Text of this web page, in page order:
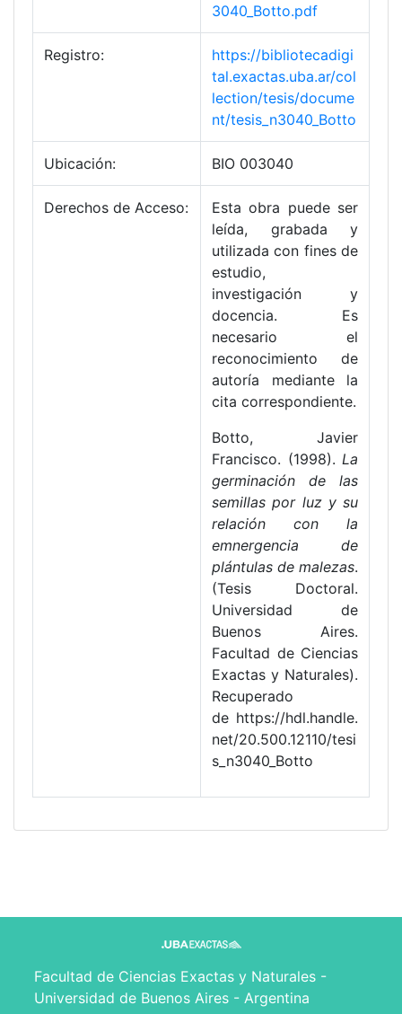
3040_Botto.pdf
Registro:
https://bibliotecadigi
tal.exactas.uba.ar/col
lection/tesis/docume
nt/tesis_n3040_Botto
Ubicación: BIO 003040
Derechos de Acceso:
Esta obra puede ser
leída, grabada y
utilizada con fines de
estudio,
investigación y
docencia. Es
necesario el
reconocimiento de
autoría mediante la
cita correspondiente.
Botto, Javier
Francisco. (1998). La
germinación de las
semillas por luz y su
relación con la
emnergencia de
plántulas de malezas.
(Tesis Doctoral.
Universidad de
Buenos Aires.
Facultad de Ciencias
Exactas y Naturales).
Recuperado
de https://hdl.handle.
net/20.500.12110/tesi
s_n3040_Botto
Facultad de Ciencias Exactas y Naturales -
Universidad de Buenos Aires - Argentina